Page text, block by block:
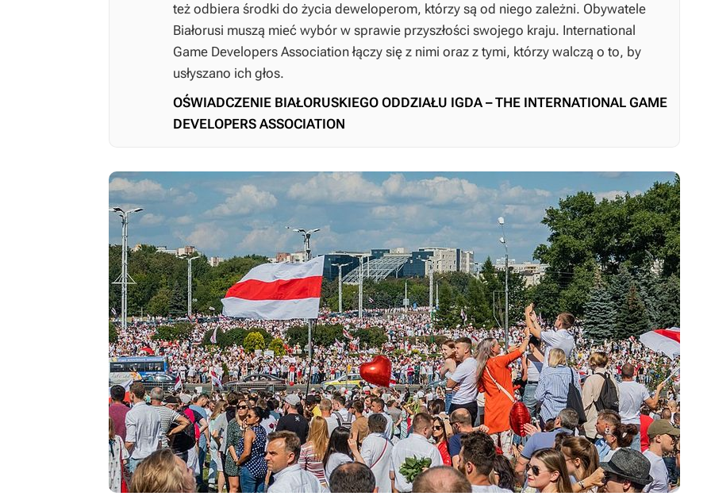
też odbiera środki do życia deweloperom, którzy są od niego zależni. Obywatele
Białorusi muszą mieć wybór w sprawie przyszłości swojego kraju. International
Game Developers Association łączy się z nimi oraz z tymi, którzy walczą o to, by
usłyszano ich głos.
OŚWIADCZENIE BIAŁORUSKIEGO ODDZIAŁU IGDA – THE INTERNATIONAL GAME
DEVELOPERS ASSOCIATION